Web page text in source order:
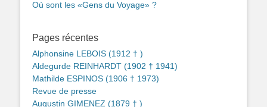
Où sont les «Gens du Voyage» ?
Pages récentes
Alphonsine LEBOIS (1912 † )
Aldegurde REINHARDT (1902 † 1941)
Mathilde ESPINOS (1906 † 1973)
Revue de presse
Augustin GIMENEZ (1879 † )